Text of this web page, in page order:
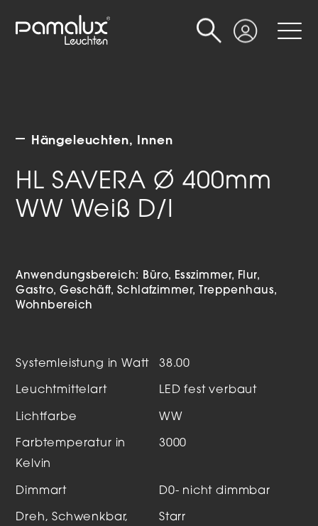
Login
Suche
Hängeleuchten Innen
HL SAVERA Ø 400mm
WW Weiß D/I
Anwendungsbereich: Büro Esszimmer
Flur
Gastro
Geschäft Schlafzimmer
Treppenhaus
Wohnbereich
Systemleistung in Watt 38.00
Leuchtmittelart LED fest verbaut
Lichtfarbe WW
Farbtemperatur in
Kelvin
3000
Dimmart D0- nicht dimmbar
Dreh, Schwenkbar,
Starr